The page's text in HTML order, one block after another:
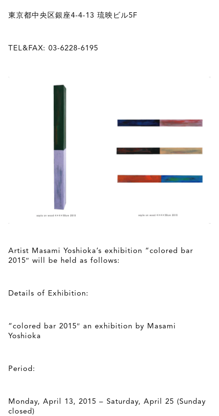
東京都中央区銀座4-4-13 琉映ビル5F
TEL&FAX: 03-6228-6195
Artist Masami Yoshioka’s exhibition “colored bar
2015″ will be held as follows:
Details of Exhibition:
“colored bar 2015″ an exhibition by Masami
Yoshioka
Period:
Monday, April 13, 2015 – Saturday, April 25 (Sunday
closed)